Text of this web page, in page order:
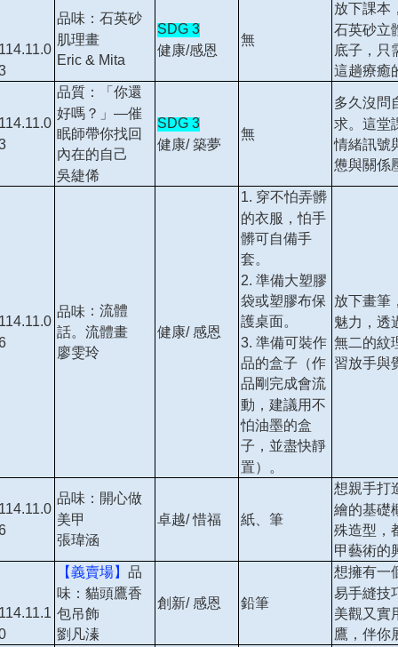
品味：石英砂
肌理畫
Eric & Mita
SDG 3
健康/感恩
無
放下課本
石英砂立
底子，只
這趟療癒
品質：「你還
好嗎？」—催
眠師帶你找回
內在的自己
吳緁俙
SDG 3
健康/ 築夢
無
多久沒問
求。這堂
情緒訊號
憊與關係
品味 ：流體
話。流體畫
廖雯玲
健康/ 感恩
1. 穿不怕弄髒
的衣服，怕手
髒可自備手
套。
2. 準備大塑膠
袋或塑膠布保
護桌面。
3. 準備可裝作
品的盒子（作
品剛完成會流
動，建議用不
怕油墨的盒
子，並盡快靜
置）。
放下畫筆
魅力，透
無二的紋
習放手與
品味：開心做
美甲
張瑋涵
卓越/ 惜福 紙、筆
想親手打
繪的基礎
殊造型，
甲藝術的
【義賣場】 品
味：貓頭鷹香
包吊飾
劉凡溱
創新/ 感恩 鉛筆
想擁有一
易手縫技
美觀又實
鷹，伴你